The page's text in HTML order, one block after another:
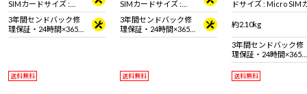
SIMカードサイズ :
Micro SIMカード
3年間センドバック修
理保証・24時間×365
日電話サポート
送料無料
SIMカードサイズ :
Micro SIMカード
3年間センドバック修
理保証・24時間×365
日電話サポート
送料無料
ドサイズ : Micro SIM
約2.10kg
3年間センドバック修
理保証・24時間×365
日電話サポート
送料無料